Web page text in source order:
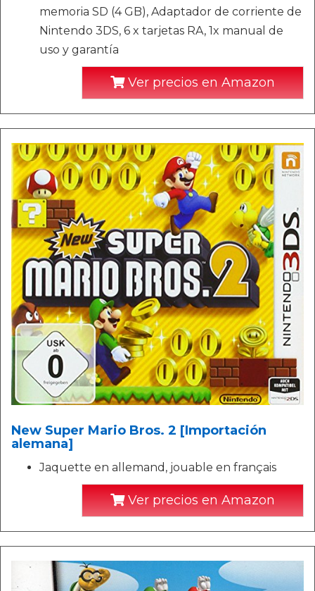
memoria SD (4 GB), Adaptador de corriente de
Nintendo 3DS, 6 x tarjetas RA, 1x manual de
uso y garantía
Ver precios en Amazon
New Super Mario Bros. 2 [Importación
alemana]
Jaquette en allemand, jouable en français
Ver precios en Amazon